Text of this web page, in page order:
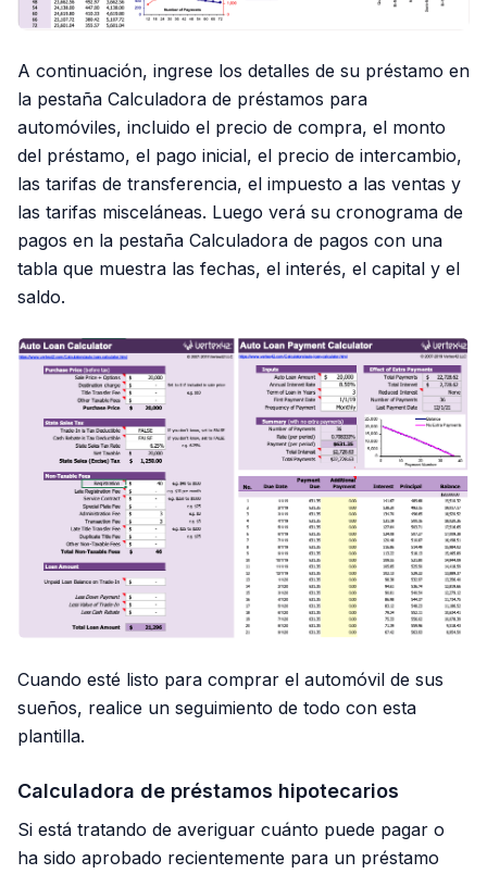
A continuación, ingrese los detalles de su préstamo en
la pestaña Calculadora de préstamos para
automóviles, incluido el precio de compra, el monto
del préstamo, el pago inicial, el precio de intercambio,
las tarifas de transferencia, el impuesto a las ventas y
las tarifas misceláneas. Luego verá su cronograma de
pagos en la pestaña Calculadora de pagos con una
tabla que muestra las fechas, el interés, el capital y el
saldo.
Cuando esté listo para comprar el automóvil de sus
sueños, realice un seguimiento de todo con esta
plantilla.
Calculadora de préstamos hipotecarios
Si está tratando de averiguar cuánto puede pagar o
ha sido aprobado recientemente para un préstamo